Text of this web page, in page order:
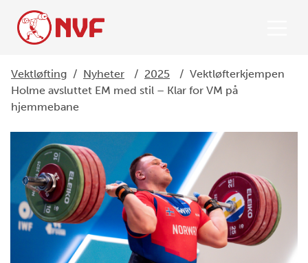
Vektløfting / Nyheter / 2025 / Vektløfterkjempen
Holme avsluttet EM med stil – Klar for VM på
hjemmebane